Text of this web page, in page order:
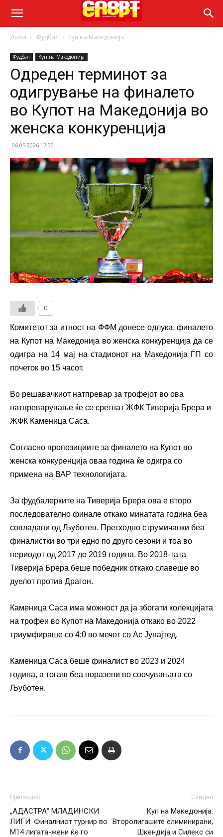
Дома Фудбал Куп на Македонија
Фудбал Куп на Македонија
Одреден терминот за
одигрување на финалето
во Купот на Македонија во
женска конкуренција
06.05.2026 17:30
0
Комитетот за итност на ФФМ донесе одлука, финалето
на Купот на Македонија во женска конкуренција да се
одигра на 14 мај на стадионот на Македонија ЃП со
почеток во 15 часот.
Во решавачкиот натпревар за трофејот во ова
натпреварување ќе се сретнат ЖФК Тиверија Брера и
ЖФК Каменица Саса.
Согласно пропозициите за финалето на Купот во
женска конкуренција оваа година ќе одигра со
примена на ВАР технологијата.
За фудбалерките на Тиверија Брера ова е второ
последователно финале откако минатата година беа
совладани од Љуботен. Претходно струмичанки беа
финалистки во три едно по друго сезони и тоа во
периодот од 2017 до 2019 година. Во 2018-тата
Тиверија Брера беше победник откако славеше во
дуелот против Драгон.
Каменица Саса има можност да ја збогати колекцијата
на трофеи во Купот на Македонија откако во 2022
триумфираше со 4:0 во мечот со Ас Јунајтед.
Каменица Саса беше финалист во 2023 и 2024
година, а тогаш беа поразени во соочувањата со
Љуботен.
Претходно
„АДАСТРА“ МЛАДИНСКИ
ЛИГИ: Финалниот турнир во
М14 лигата-жени ќе го
Следно
Куп на Македонија:
Второлигашите елиминирани,
Шкендија и Силекс си